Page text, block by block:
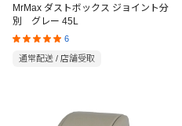
MrMax ダストボックス ジョイント分
別 グレー 45L
6
通常配送 / 店舗受取